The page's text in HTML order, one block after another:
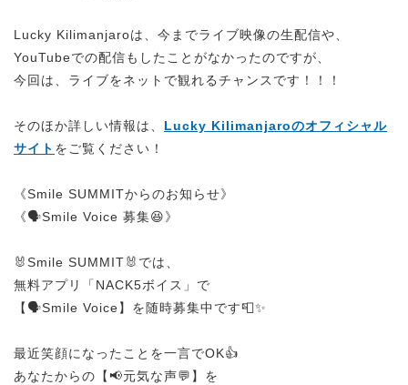
Lucky Kilimanjaroは、今までライブ映像の生配信や、
YouTubeでの配信もしたことがなかったのですが、
今回は、ライブをネットで観れるチャンスです！！！
そのほか詳しい情報は、 Lucky Kilimanjaroのオフィシャル
サイト をご覧ください！
《Smile SUMMITからのお知らせ》
《🗣️Smile Voice 募集😆》
🐰Smile SUMMIT🐰では、
無料アプリ「NACK5ボイス」で
【🗣️Smile Voice】を随時募集中です📮✨
最近笑顔になったことを一言でOK👍
あなたからの【📢元気な声💬】を